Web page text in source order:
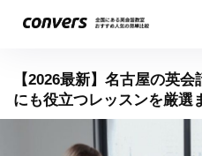
【2026最新】名古屋の英
にも役立つレッスンを厳選